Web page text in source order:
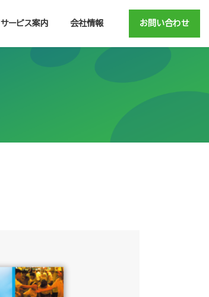
サービス案内 会社情報 お問い合わせ